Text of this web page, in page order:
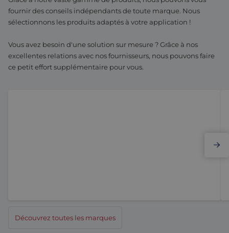
fournir des conseils indépendants de toute marque. Nous
sélectionnons les produits adaptés à votre application !
Vous avez besoin d'une solution sur mesure ? Grâce à nos
excellentes relations avec nos fournisseurs, nous pouvons faire
ce petit effort supplémentaire pour vous.
Découvrez toutes les marques